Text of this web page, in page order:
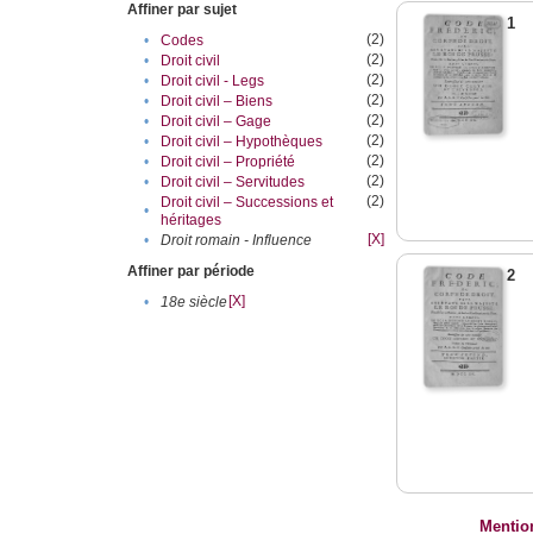
Affiner par sujet
•
Codes
(2)
•
Droit civil
(2)
•
Droit civil - Legs
(2)
•
Droit civil – Biens
(2)
•
Droit civil – Gage
(2)
•
Droit civil – Hypothèques
(2)
•
Droit civil – Propriété
(2)
•
Droit civil – Servitudes
(2)
•
Droit civil – Successions et
héritages
(2)
• Droit romain - Influence
[X]
Affiner par période
•
18e siècle[X]
1
2